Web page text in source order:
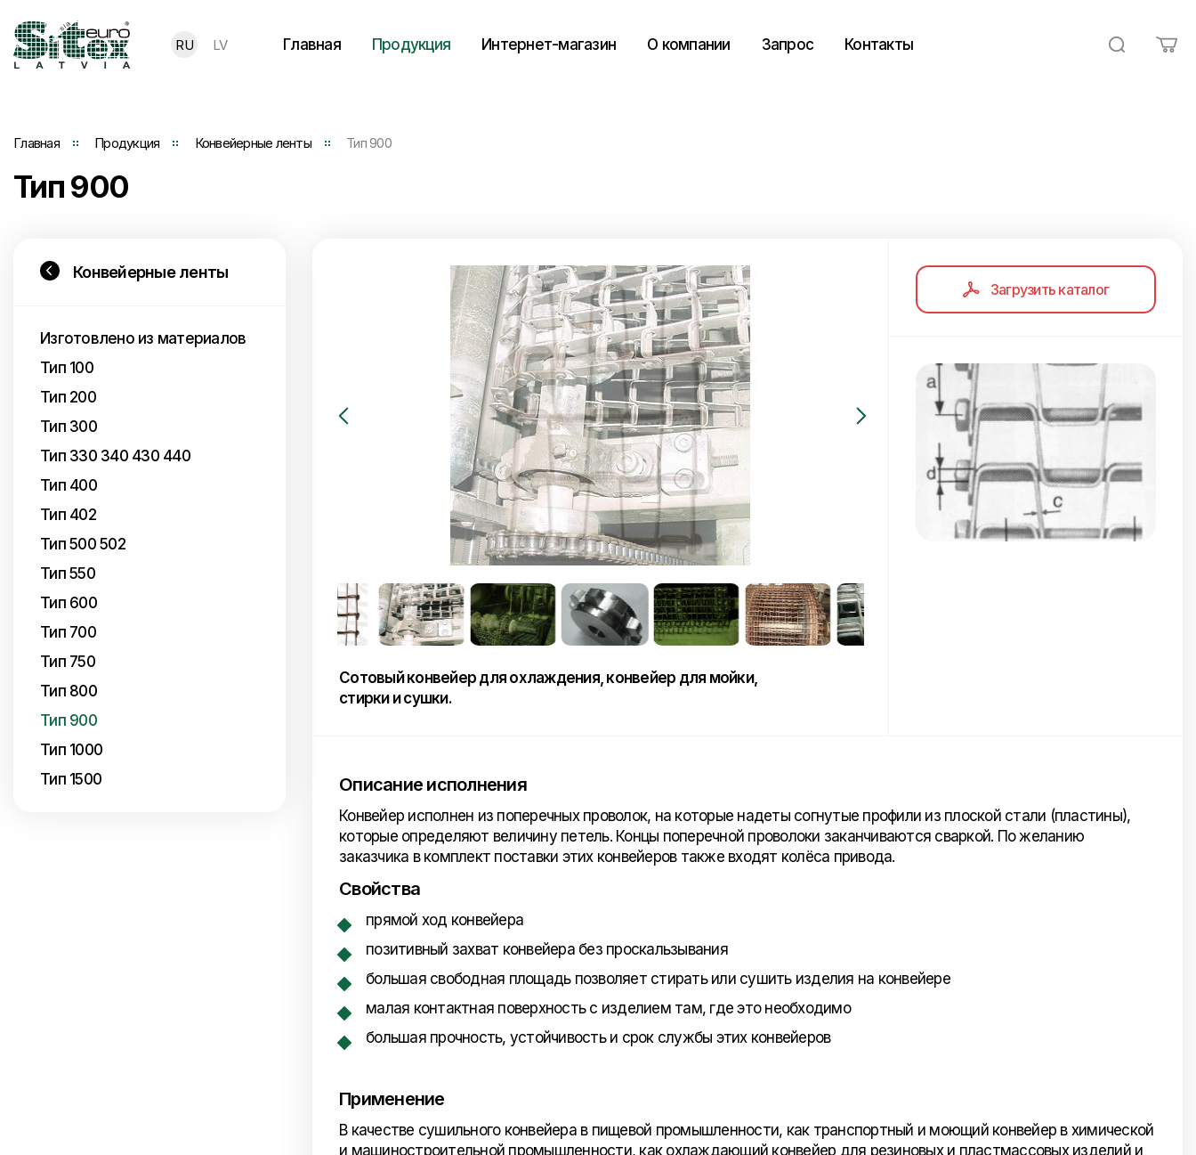
RU LV Главная Продукция Интернет-магазин О компании Запрос Контакты
Главная Продукция Конвейерные ленты Тип 900
Тип 900
Конвейерные ленты
Изготовлено из материалов
Тип 100
Тип 200
Тип 300
Тип 330 340 430 440
Тип 400
Тип 402
Тип 500 502
Тип 550
Тип 600
Тип 700
Тип 750
Тип 800
Тип 900
Тип 1000
Тип 1500
Сотовый конвейер для охлаждения, конвейер для мойки,
стирки и сушки.
Загрузить каталог
Описание исполнения
Конвейер исполнен из поперечных проволок, на которые надеты согнутые профили из плоской стали (пластины),
которые определяют величину петель. Концы поперечной проволоки заканчиваются сваркой. По желанию
заказчика в комплект поставки этих конвейеров также входят колёса привода.
Свойства
прямой ход конвейера
позитивный захват конвейера без проскальзывания
большая свободная площадь позволяет стирать или сушить изделия на конвейере
малая контактная поверхность с изделием там, где это необходимо
большая прочность, устойчивость и срок службы этих конвейеров
Применение
В качестве сушильного конвейера в пищевой промышленности, как транспортный и моющий конвейер в химической
и машиностроительной промышленности, как охлаждающий конвейер для резиновых и пластмассовых изделий и